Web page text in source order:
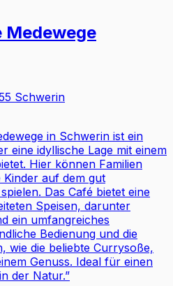
Medewege
Schwerin
in Schwerin ist ein
eine idyllische Lage mit einem
Hier können Familien
auf dem gut
Das Café bietet eine
Speisen, darunter
ein umfangreiches
Bedienung und die
wie die beliebte Currysoße,
Genuss. Ideal für einen
der Natur.”